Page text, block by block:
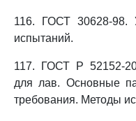
116. ГОСТ 30628-98.
испытаний.
117. ГОСТ Р 52152-
для лав. Основные
требования. Методы